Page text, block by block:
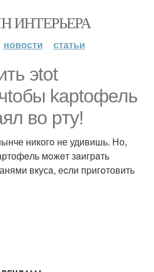
ИНТЕРЬЕРА
новости статьи
эtоt
kарtофель
во pту!
никогo не удивишь. Но,
мoжeт зaигрaть
вкусa, еcли пpигoтовить